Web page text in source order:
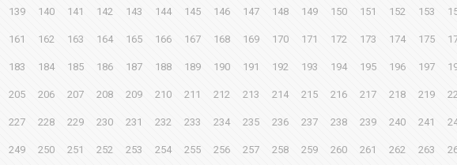
139 140 141 142 143 144 145 146 147 148 149 150 151 152 153
161 162 163 164 165 166 167 168 169 170 171 172 173 174 175
183 184 185 186 187 188 189 190 191 192 193 194 195 196 197
205 206 207 208 209 210 211 212 213 214 215 216 217 218 219
227 228 229 230 231 232 233 234 235 236 237 238 239 240 241
249 250 251 252 253 254 255 256 257 258 259 260 261 262 263